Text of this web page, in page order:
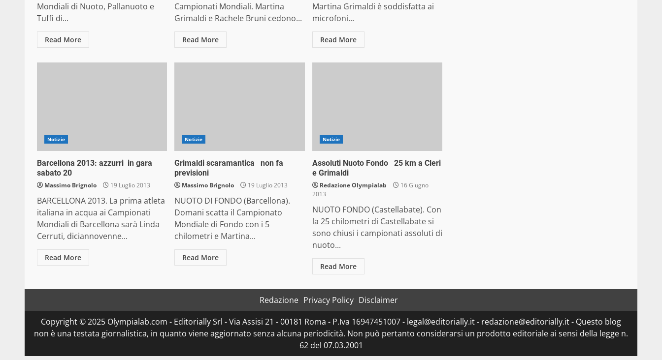
Mondiali di Nuoto, Pallanuoto e
Tuffi di...
Read More
Campionati Mondiali. Martina
Grimaldi e Rachele Bruni cedono...
Read More
Martina Grimaldi è soddisfatta ai
microfoni...
Read More
Notizie
Barcellona 2013: azzurri in gara
sabato 20
Massimo Brignolo 19 Luglio 2013
BARCELLONA 2013. La prima atleta
italiana in acqua ai Campionati
Mondiali di Barcellona sarà Linda
Cerruti, diciannovenne...
Read More
Notizie
Grimaldi scaramantica non fa
previsioni
Massimo Brignolo 19 Luglio 2013
NUOTO DI FONDO (Barcellona).
Domani scatta il Campionato
Mondiale di Fondo con i 5
chilometri e Martina...
Read More
Notizie
Assoluti Nuoto Fondo 25 km a Cleri
e Grimaldi
Redazione Olympialab
16 Giugno
2013
NUOTO FONDO (Castellabate). Con
la 25 chilometri di Castellabate si
sono chiusi i campionati assoluti di
nuoto...
Read More
Redazione Privacy Policy Disclaimer
Copyright © 2025 Olympialab.com - Editorially Srl - Via Assisi 21 - 00181 Roma - P.Iva 16947451007 - legal@editorially.it - redazione@editorially.it - Questo blog
non è una testata giornalistica, in quanto viene aggiornato senza alcuna periodicità. Non può pertanto considerarsi un prodotto editoriale ai sensi della legge n.
62 del 07.03.2001